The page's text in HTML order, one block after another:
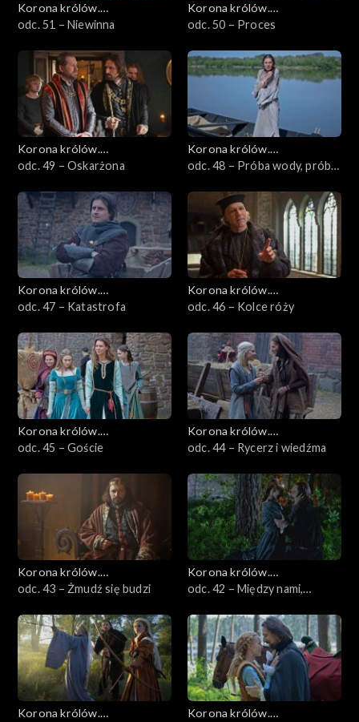
Korona królów.
Jagiellonowie
odc. 51 – Niewinna
Korona królów.
Jagiellonowie
odc. 50 – Proces
Korona królów.
Jagiellonowie
odc. 49 – Oskarżona
Korona królów.
Jagiellonowie
odc. 48 – Próba wody, próba
Korona królów.
Jagiellonowie
odc. 47 – Katastrofa
Korona królów.
Jagiellonowie
odc. 46 – Kolce róży
Korona królów.
Jagiellonowie
odc. 45 – Goście
Korona królów.
Jagiellonowie
odc. 44 – Rycerz i wiedźma
Korona królów.
Jagiellonowie
odc. 43 – Żmudź się budzi
Korona królów.
Jagiellonowie
odc. 42 – Między nami,
Korona królów.
Korona królów.